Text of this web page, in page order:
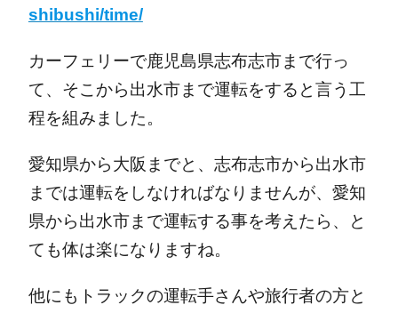
shibushi/time/
カーフェリーで鹿児島県志布志市まで行っ
て、そこから出水市まで運転をすると言う工
程を組みました。
愛知県から大阪までと、志布志市から出水市
までは運転をしなければなりませんが、愛知
県から出水市まで運転する事を考えたら、と
ても体は楽になりますね。
他にもトラックの運転手さんや旅行者の方と